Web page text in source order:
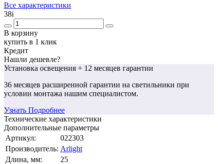
Все характеристики
38i
В корзину
купить в 1 клик
Кредит
Нашли дешевле?
Установка освещения + 12 месяцев гарантии
36 месяцев расширенной гарантии на светильники при
условии монтажа нашим специалистом.
Узнать Подробнее
Технические характеристики
Дополнительные параметры
Артикул:
022303
Производитель: Arlight
Длина, мм:
25